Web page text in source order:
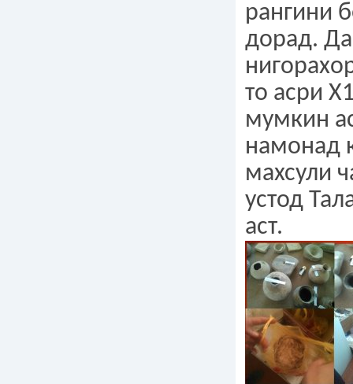
рангини
дорад.
то асри
мумкин
намонад
махсули
устод
аст.